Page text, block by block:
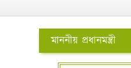
মাননীয় প্রধানমন্ত্রী